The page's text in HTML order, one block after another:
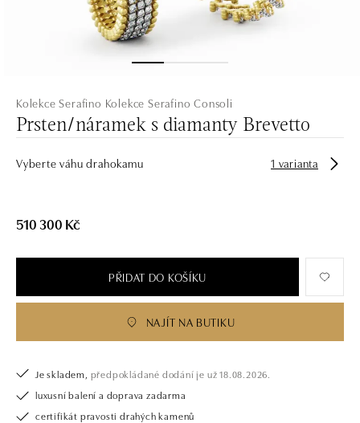
Kolekce Serafino Kolekce Serafino Consoli
Prsten/náramek s diamanty Brevetto
Vyberte váhu drahokamu 1 varianta
510 300 Kč
PŘIDAT DO KOŠÍKU
NAJÍT NA BUTIKU
Je skladem, předpokládané dodání je už 18.08.2026.
luxusní balení a doprava zadarma
certifikát pravosti drahých kamenů